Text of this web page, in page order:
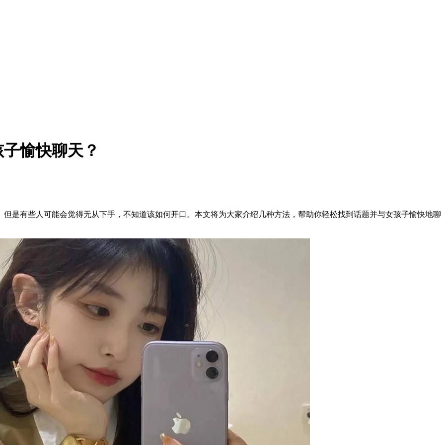
愉快聊天？
是有些人可能会觉得无从下手，不知道该如何开口。本文将为大家介绍几种方法，帮助你轻松找到话题并与女孩子愉快地聊